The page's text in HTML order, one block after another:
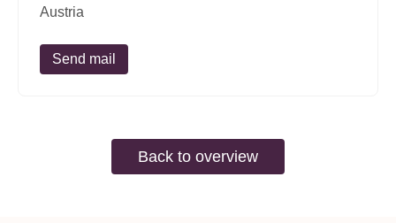
Austria
Send mail
Back to overview